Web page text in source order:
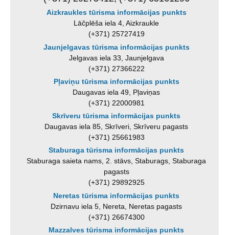
Aizkraukles tūrisma informācijas punkts
Lāčplēša iela 4, Aizkraukle
(+371) 25727419
Jaunjelgavas tūrisma informācijas punkts
Jelgavas iela 33, Jaunjelgava
(+371) 27366222
Pļaviņu tūrisma informācijas punkts
Daugavas iela 49, Pļaviņas
(+371) 22000981
Skrīveru tūrisma informācijas punkts
Daugavas iela 85, Skrīveri, Skrīveru pagasts
(+371) 25661983
Staburaga tūrisma informācijas punkts
Staburaga saieta nams, 2. stāvs, Staburags, Staburaga
pagasts
(+371) 29892925
Neretas tūrisma informācijas punkts
Dzirnavu iela 5, Nereta, Neretas pagasts
(+371) 26674300
Mazzalves tūrisma informācijas punkts